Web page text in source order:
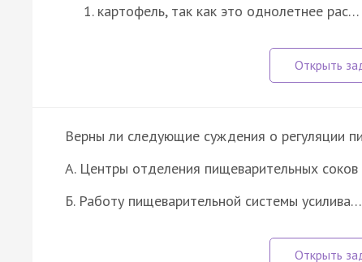
картофель, так как это однолетнее рас…
Верны ли следующие суждения о регуляции
А. Центры отделения пищеварительных
Б. Работу пищеварительной системы усилива…